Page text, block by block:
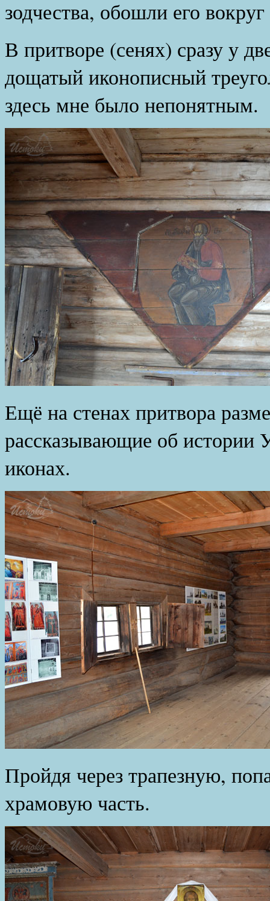
зодчества, обошли его
В притворе (сенях) сразу у
дощатый иконописный
здесь мне было непонятным.
Ещё на стенах притвора
рассказывающие об истории
иконах.
Пройдя через трапезную,
храмовую часть.